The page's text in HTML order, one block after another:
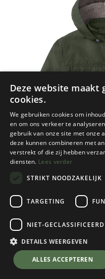
Fjallraven
Kids Greenland
Deep Forest
Kies een maat💬 Stel je vraag
Deze website maakt
cookies.
We gebruiken cookies om
en om ons verkeer te
gebruik van onze site met onze
deze kunnen combineren met
verstrekt of die zij hebben
diensten. Lees verder
STRIKT NOODZAKELIJK
TARGETING
NIET-GECLASSIFICEERD
DETAILS WEERGEVEN
ALLES ACCEPTEREN